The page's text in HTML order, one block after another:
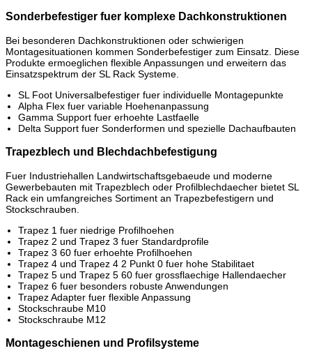
Sonderbefestiger fuer komplexe Dachkonstruktionen
Bei besonderen Dachkonstruktionen oder schwierigen
Montagesituationen kommen Sonderbefestiger zum Einsatz. Diese
Produkte ermoeglichen flexible Anpassungen und erweitern das
Einsatzspektrum der SL Rack Systeme.
SL Foot Universalbefestiger fuer individuelle Montagepunkte
Alpha Flex fuer variable Hoehenanpassung
Gamma Support fuer erhoehte Lastfaelle
Delta Support fuer Sonderformen und spezielle Dachaufbauten
Trapezblech und Blechdachbefestigung
Fuer Industriehallen Landwirtschaftsgebaeude und moderne
Gewerbebauten mit Trapezblech oder Profilblechdaecher bietet SL
Rack ein umfangreiches Sortiment an Trapezbefestigern und
Stockschrauben.
Trapez 1 fuer niedrige Profilhoehen
Trapez 2 und Trapez 3 fuer Standardprofile
Trapez 3 60 fuer erhoehte Profilhoehen
Trapez 4 und Trapez 4 2 Punkt 0 fuer hohe Stabilitaet
Trapez 5 und Trapez 5 60 fuer grossflaechige Hallendaecher
Trapez 6 fuer besonders robuste Anwendungen
Trapez Adapter fuer flexible Anpassung
Stockschraube M10
Stockschraube M12
Montageschienen und Profilsysteme